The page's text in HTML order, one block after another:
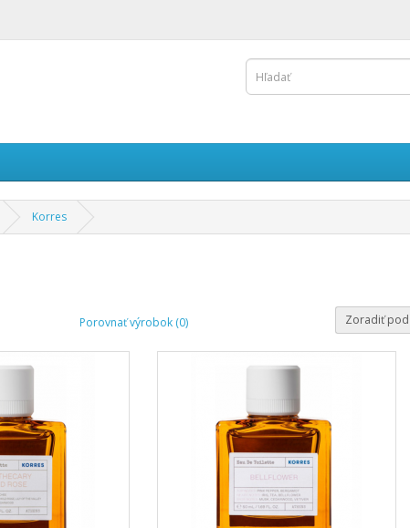
Korres
Porovnať výrobok (0) Zoradiť